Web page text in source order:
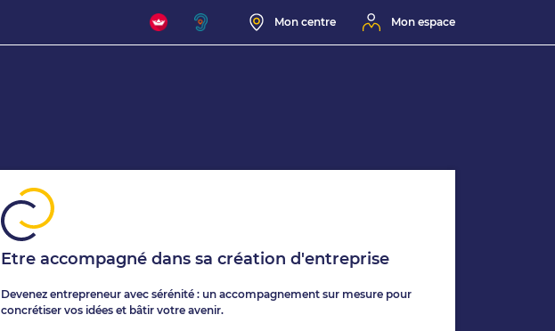
Mon centre Mon espace
Etre accompagné dans sa création d'entreprise
Devenez entrepreneur avec sérénité : un accompagnement sur mesure pour
concrétiser vos idées et bâtir votre avenir.